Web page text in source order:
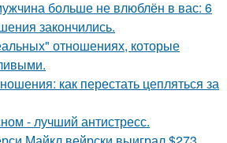
больше не влюблён в вас: 6
закончились.
отношениях, которые
как перестать цепляться за
- лучший антистресс.